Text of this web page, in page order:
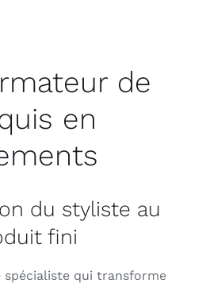
de
en
du styliste au
fini
spécialiste qui transforme